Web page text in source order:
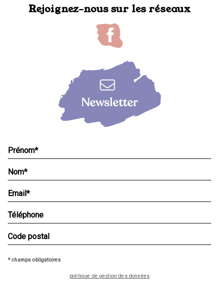
Rejoignez-nous sur les réseaux
* champs obligatoires
politique de gestion des données